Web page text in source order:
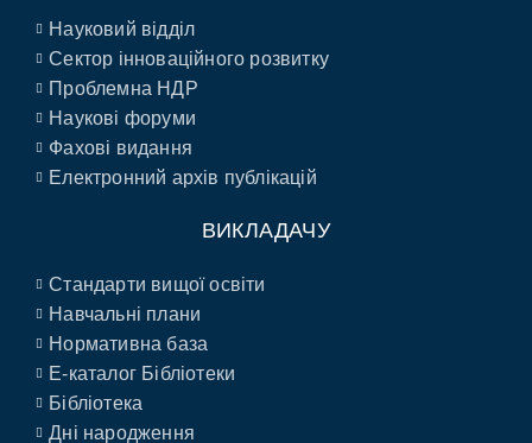
Науковий відділ
Сектор інноваційного розвитку
Проблемна НДР
Наукові форуми
Фахові видання
Електронний архів публікацій
ВИКЛАДАЧУ
Стандарти вищої освіти
Навчальні плани
Нормативна база
E-каталог Бібліотеки
Бібліотека
Дні народження